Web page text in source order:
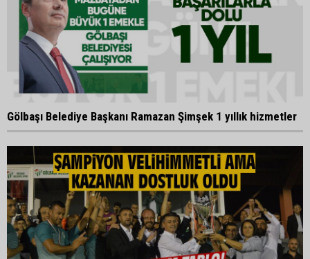
Gölbaşı Belediye Başkanı Ramazan Şimşek 1 yıllık hizmetler